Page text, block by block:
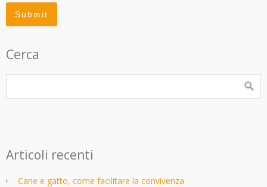
Cerca
Articoli recenti
Cane e gatto, come facilitare la convivenza